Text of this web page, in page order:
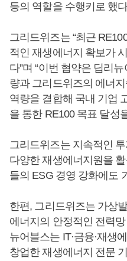
등의 역할을 수행키로 했
그리드위즈는 “최근
적인 재생에너지 확보가
다”며 “이번 협약은 딥리
량과 그리드위즈의 에너
역량을 결합해 국내 기업
을 통한 RE100 목표 달성
그리드위즈는 지속적인
다양한 재생에너지원을
들의 ESG 경영 강화에도
한편, 그리드위즈는 가상
에너지의 안정적인 전력
뉴어블스는 IT·금융·재생
창업한 재생에너지 전문